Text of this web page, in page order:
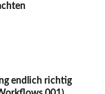
endlich richtig